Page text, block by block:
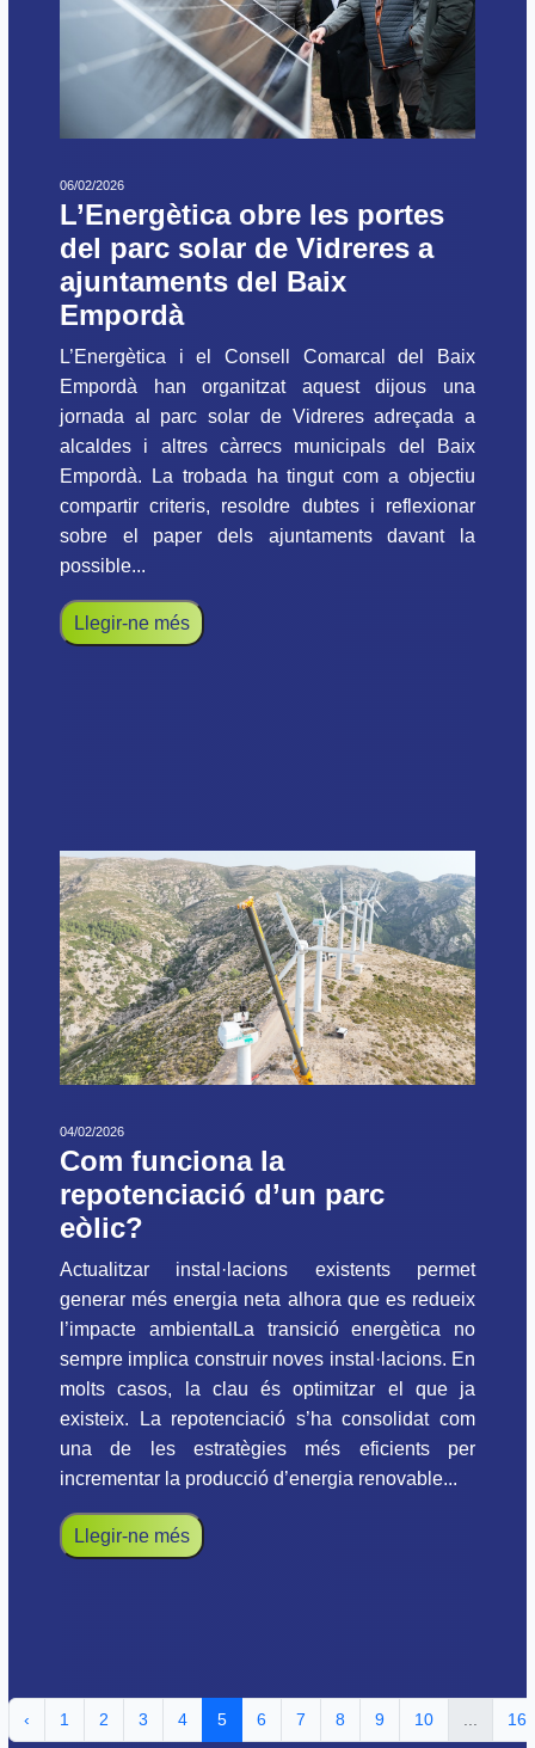
06/02/2026
L’Energètica obre les portes
del parc solar de Vidreres a
ajuntaments del Baix
Empordà
L’Energètica i el Consell Comarcal del Baix
Empordà han organitzat aquest dijous una
jornada al parc solar de Vidreres adreçada a
alcaldes i altres càrrecs municipals del Baix
Empordà. La trobada ha tingut com a objectiu
compartir criteris, resoldre dubtes i reflexionar
sobre el paper dels ajuntaments davant la
possible...
Llegir-ne més
04/02/2026
Com funciona la
repotenciació d’un parc
eòlic?
Actualitzar instal·lacions existents permet
generar més energia neta alhora que es redueix
l’impacte ambientalLa transició energètica no
sempre implica construir noves instal·lacions. En
molts casos, la clau és optimitzar el que ja
existeix. La repotenciació s’ha consolidat com
una de les estratègies més eficients per
incrementar la producció d’energia renovable...
Llegir-ne més
‹ 1 2 3 4 5 6 7 8 9 10 16